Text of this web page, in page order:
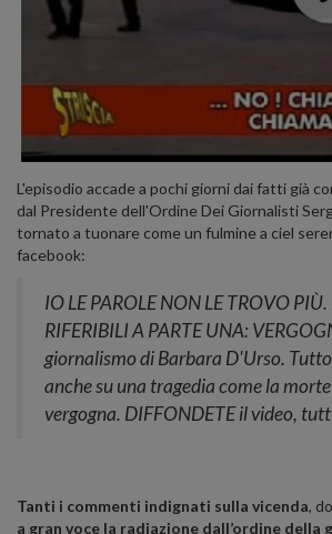
L'episodio accade a pochi giorni dai fatti già
dal Presidente dell'Ordine Dei Giornalisti
tornato a tuonare come un fulmine a ciel
facebook:
IO LE PAROLE NON LE TROVO
RIFERIBILI A PARTE UNA:
giornalismo di Barbara D'Urso.
anche su una tragedia come la
vergogna. DIFFONDETE il video,
Tanti i commenti indignati sulla vicenda,
a gran voce la radiazione dall’ordine della